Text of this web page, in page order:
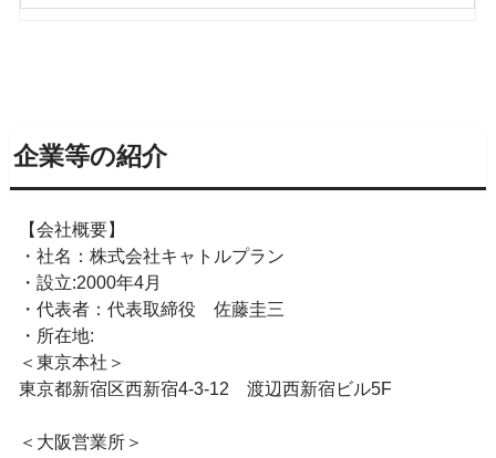
企業等の紹介
【会社概要】
・社名：株式会社キャトルプラン
・設立:2000年4月
・代表者：代表取締役 佐藤圭三
・所在地:
＜東京本社＞
東京都新宿区西新宿4-3-12 渡辺西新宿ビル5F
＜大阪営業所＞